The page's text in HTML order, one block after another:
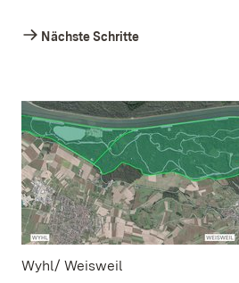
Nächste Schritte
Wyhl/ Weisweil